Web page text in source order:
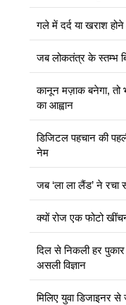
गले में दर्द या खराश
जब लोकतंत्र के स्तम्भ
कानून मज़ाक बनेगा, तो
का आह्वान
डिजिटल पहचान की
नेम
जब ‘ला ला लैंड’ ने रचा
क्यों रोज एक फोटो
दिल से निकली हर पुकार
असली विज्ञान
मिलिए युवा डिजाइनर